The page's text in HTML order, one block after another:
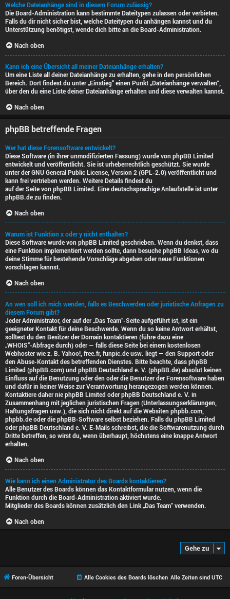
Welche Dateianhänge sind in diesem Forum zulässig?
Die Board-Administration kann bestimmte Dateitypen zulassen oder verbieten.
Falls du dir nicht sicher bist, welche Dateitypen du anhängen kannst und du
Unterstützung benötigst, wende dich bitte an die Board-Administration.
Nach oben
Kann ich eine Übersicht all meiner Dateianhänge erhalten?
Um eine Liste all deiner Dateianhänge zu erhalten, gehe in den persönlichen
Bereich. Dort findest du unter „Einstieg“ einen Punkt „Dateianhänge verwalten“,
über den du eine Liste deiner Dateianhänge erhalten und diese verwalten kannst.
Nach oben
phpBB betreffende Fragen
Wer hat diese Forensoftware entwickelt?
Diese Software (in ihrer unmodifizierten Fassung) wurde vonphpBB Limited
entwickelt und veröffentlicht. Sie ist urheberrechtlich geschützt. Sie wurde
unter der GNU General Public License, Version 2 (GPL-2.0) veröffentlicht und
kann frei vertrieben werden. Weitere Details findest du
auf der Seite von phpBB Limited. Eine deutschsprachige Anlaufstelle ist unter
phpBB.dezu finden.
Nach oben
Warum ist Funktion x oder y nicht enthalten?
Diese Software wurde von phpBB Limited geschrieben. Wenn du denkst, dass
eine Funktion implementiert werden sollte, dann besuchephpBB Ideas , wo du
deine Stimme für bestehende Vorschläge abgeben oder neue Funktionen
vorschlagen kannst.
Nach oben
An wen soll ich mich wenden, falls es Beschwerden oder juristische Anfragen zu
diesem Forum gibt?
Jeder Administrator, der auf der „Das Team“-Seite aufgeführt ist, ist ein
geeigneter Kontakt für deine Beschwerde. Wenn du so keine Antwort erhältst,
solltest du den Besitzer der Domain kontaktieren (führe dazu eine
„WHOIS“-Abfragedurch) oder — falls diese Seite bei einem kostenlosen
Webhoster wie z. B. Yahoo!, free.fr, funpic.de usw. liegt — den Support oder
den Abuse-Kontakt des betreffenden Dienstes. Bitte beachte, dass phpBB
Limited (phpBB.com) und phpBB Deutschland e. V. (phpBB.de)absolut keinen
Einflussauf die Benutzung oder den oder die Benutzer der Forensoftware haben
und dafür in keiner Weise zur Verantwortung herangezogen werden können.
Kontaktiere daher nie phpBB Limited oder phpBB Deutschland e. V. in
Zusammenhang mit jeglichen juristischen Fragen (Unterlassungserklärungen,
Haftungsfragen usw.), diesich nicht direktauf die Websiten phpbb.com,
phpbb.de oder die phpBB-Software selbst beziehen. Falls du phpBB Limited
oder phpBB Deutschland e. V. E-Mails schreibst, die dieSoftwarenutzung durch
Drittebetreffen, so wirst du, wenn überhaupt, höchstens eine knappe Antwort
erhalten.
Nach oben
Wie kann ich einen Administrator des Boards kontaktieren?
Alle Benutzer des Boards können das Kontaktformular nutzen, wenn die
Funktion durch die Board-Administration aktiviert wurde.
Mitglieder des Boards können zusätzlich den Link „Das Team“ verwenden.
Nach oben
Gehe zu
Foren-Übersicht Alle Zeiten sind UTC
Alle Cookies des Boards löschen